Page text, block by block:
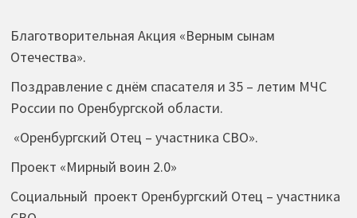
Благотворительная Акция «Верным сынам
Отечества».
Поздравление с днём спасателя и 35 – летим МЧС
России по Оренбургской области.
«Оренбургский Отец – участника СВО».
Проект «Мирный воин 2.0»
Социальный проект Оренбургский Отец – участника